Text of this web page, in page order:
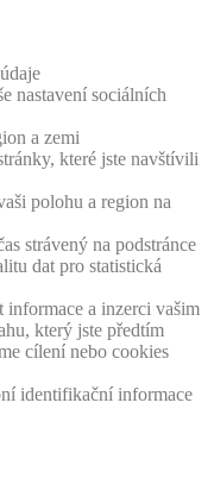
nastavení sociálních
a zemi
které jste navštívili
polohu a region na
strávený na podstránce
dat pro statistická
a inzerci vašim
který jste předtím
cílení nebo cookies
identifikační informace